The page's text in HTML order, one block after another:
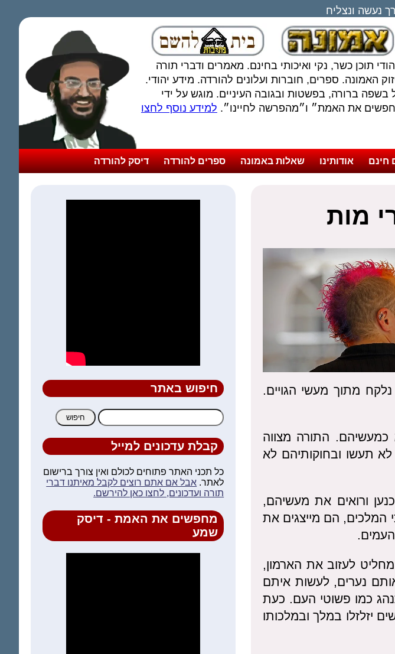
נעשה ונצליח
תוכן כשר, נקי ואיכותי בחינם. מאמרים ודברי תורה
האמונה. ספרים, חוברות ועלונים להורדה. מידע יהודי.
בשפה ברורה, בפשטות ובגובה העיניים. מוגש על ידי
את האמת״ ו״מהפרשה לחיינו״. למידע נוסף לחצו
חינם אודותינו שאלות באמונה ספרים להורדה דיסק להורדה
מות
מתוך מעשי הגויים.
כמעשיהם. התורה מצווה
תעשו ובחוקותיהם לא
ורואים את מעשיהם,
המלכים, הם מייצגים את
לעזוב את הארמון,
נערים, לעשות איתם
כמו פשוטי העם. כעת
יזלזלו במלך ובמלכותו
חיפוש באתר
חיפוש:
קבלת עדכונים למייל
כל תכני האתר פתוחים לכולם ואין צורך ברישום
לאתר. אבל אם אתם רוצים לקבל מאיתנו דברי
תורה ועדכונים, לחצו כאן להירשם.
מחפשים את האמת - דיסק
שמע